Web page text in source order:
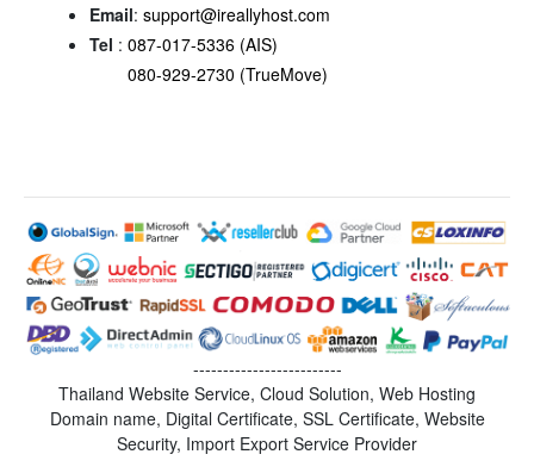
Email: support@ireallyhost.com
Tel : 087-017-5336 (AIS)
080-929-2730 (TrueMove)
-------------------------
Thailand Website Service, Cloud Solution, Web Hosting
Domain name, Digital Certificate, SSL Certificate, Website
Security, Import Export Service Provider